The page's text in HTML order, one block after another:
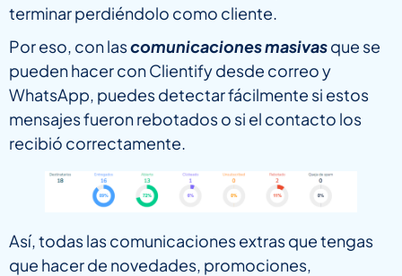
terminar perdiéndolo como cliente.
Por eso, con lascomunicaciones masivasque se
pueden hacer con Clientify desde correo y
WhatsApp, puedes detectar fácilmente si estos
mensajes fueron rebotados o si el contacto los
recibió correctamente.
Así, todas las comunicaciones extras que tengas
que hacer de novedades, promociones,